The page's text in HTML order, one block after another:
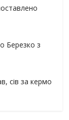
Березко з
сів за кермо